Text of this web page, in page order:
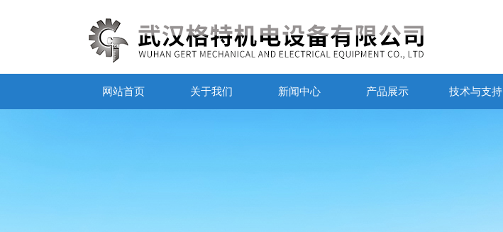
网站首页 关于我们 新闻中心 产品展示 技术与支持